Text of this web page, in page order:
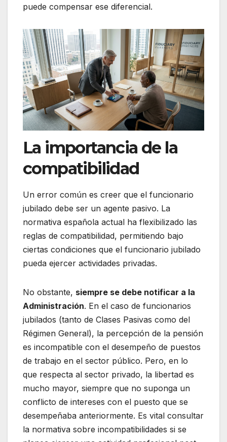
puede compensar ese diferencial.
La importancia de la
compatibilidad
Un error común es creer que el funcionario
jubilado debe ser un agente pasivo. La
normativa española actual ha flexibilizado las
reglas de compatibilidad, permitiendo bajo
ciertas condiciones que el funcionario jubilado
pueda ejercer actividades privadas.
No obstante, siempre se debe notificar a la
Administración. En el caso de funcionarios
jubilados (tanto de Clases Pasivas como del
Régimen General), la percepción de la pensión
es incompatible con el desempeño de puestos
de trabajo en el sector público. Pero, en lo
que respecta al sector privado, la libertad es
mucho mayor, siempre que no suponga un
conflicto de intereses con el puesto que se
desempeñaba anteriormente. Es vital consultar
la normativa sobre incompatibilidades si se